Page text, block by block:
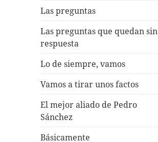
Las preguntas
Las preguntas que quedan sin
respuesta
Lo de siempre, vamos
Vamos a tirar unos factos
El mejor aliado de Pedro
Sánchez
Básicamente